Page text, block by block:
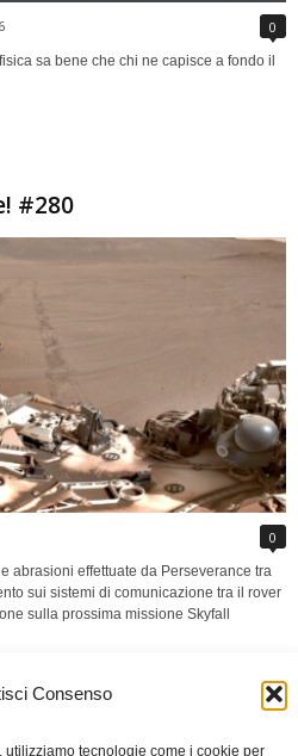
Consenso
tecnologie come i cookie per
0
sa bene che chi ne capisce a fondo il
#280
0
abrasioni effettuate da Perseverance tra
sui sistemi di comunicazione tra il rover
sulla prossima missione Skyfall